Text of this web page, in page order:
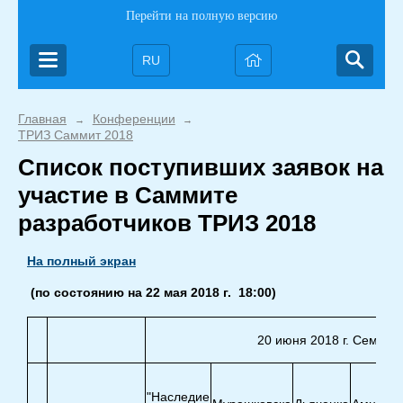
Перейти на полную версию
RU
Главная → Конференции →
ТРИЗ Саммит 2018
Список поступивших заявок на
участие в Саммите
разработчиков ТРИЗ 2018
На полный экран
(по состоянию на 22 мая 2018 г. 18:00)
20 июня 2018 г.
"Наследие